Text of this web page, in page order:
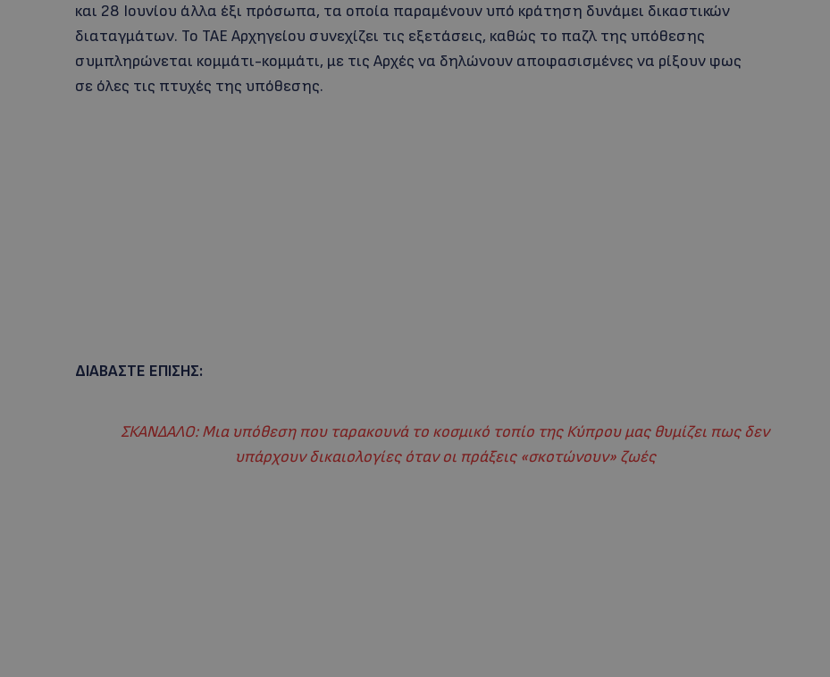
και 28 Ιουνίου άλλα έξι πρόσωπα, τα οποία παραμένουν υπό κράτηση δυνάμει δικαστικών
διαταγμάτων. Το ΤΑΕ Αρχηγείου συνεχίζει τις εξετάσεις, καθώς το παζλ της υπόθεσης
συμπληρώνεται κομμάτι-κομμάτι, με τις Αρχές να δηλώνουν αποφασισμένες να ρίξουν φως
σε όλες τις πτυχές της υπόθεσης.
ΔΙΑΒΑΣΤΕ ΕΠΙΣΗΣ:
ΣΚΑΝΔΑΛΟ: Μια υπόθεση που ταρακουνά το κοσμικό τοπίο της Κύπρου μας θυμίζει πως δεν
υπάρχουν δικαιολογίες όταν οι πράξεις «σκοτώνουν» ζωές